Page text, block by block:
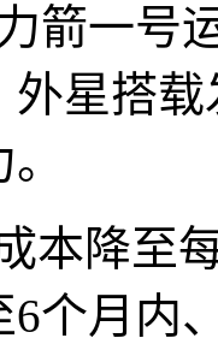
箭一号
外星搭
降至每
6个月内